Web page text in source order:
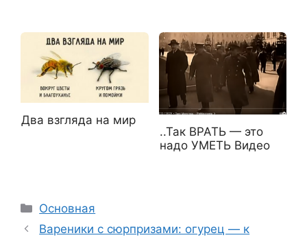
Два взгляда на мир
..Так ВРАТЬ — это
надо УМЕТЬ Видео
Рубрики
Основная
Вареники с сюрпризами: огурец — к